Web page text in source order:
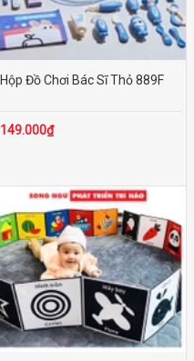
Hộp Đồ Chơi Bác Sĩ Thỏ 889F
149.000₫